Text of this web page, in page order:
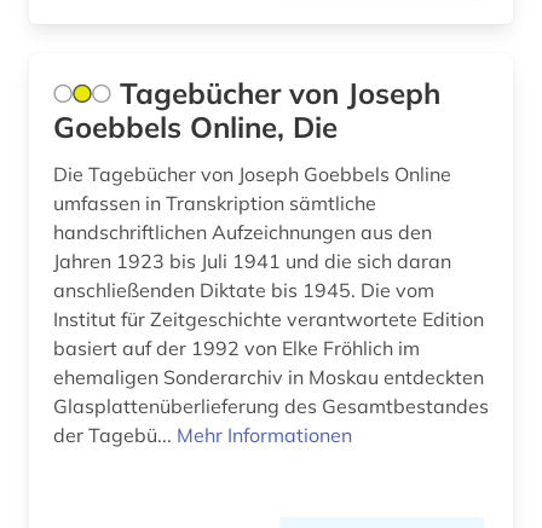
erzkanzler (1)
eugenio pacelli (1)
europa (18)
european case law identifier (1)
europäer (1)
europäische union (15)
europäischer gerichtshof für menschenrechte
(1)
Tagebücher von Joseph
Goebbels Online, Die
Die Tagebücher von Joseph Goebbels Online
umfassen in Transkription sämtliche
handschriftlichen Aufzeichnungen aus den
Jahren 1923 bis Juli 1941 und die sich daran
anschließenden Diktate bis 1945. Die vom
Institut für Zeitgeschichte verantwortete Edition
basiert auf der 1992 von Elke Fröhlich im
ehemaligen Sonderarchiv in Moskau entdeckten
Glasplattenüberlieferung des Gesamtbestandes
der Tagebü... Mehr Informationen